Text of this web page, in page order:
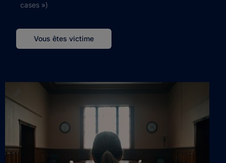
Vous êtes victime
cases »)